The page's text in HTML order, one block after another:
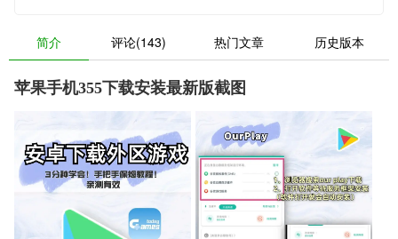
简介 评论(143) 热门文章 历史版本
苹果手机355下载安装最新版截图